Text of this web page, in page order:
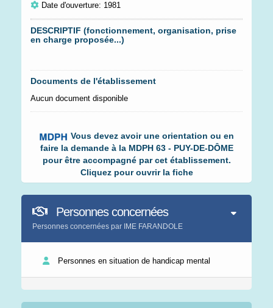
Date d'ouverture: 1981
DESCRIPTIF (fonctionnement, organisation, prise
en charge proposée...)
Documents de l'établissement
Aucun document disponible
Vous devez avoir une orientation ou en
faire la demande à la MDPH 63 - PUY-DE-DÔME
pour être accompagné par cet établissement.
Cliquez pour ouvrir la fiche
Personnes concernées
Personnes concernées par IME FARANDOLE
Personnes en situation de handicap mental